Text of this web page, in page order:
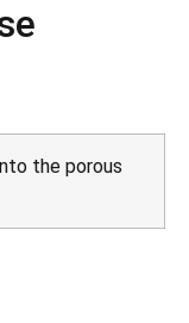
the porous